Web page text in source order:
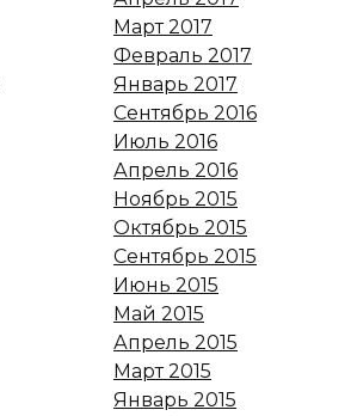
Март 2017
Февраль 2017
Январь 2017
Сентябрь 2016
Июль 2016
Апрель 2016
Ноябрь 2015
Октябрь 2015
Сентябрь 2015
Июнь 2015
Май 2015
Апрель 2015
Март 2015
Январь 2015